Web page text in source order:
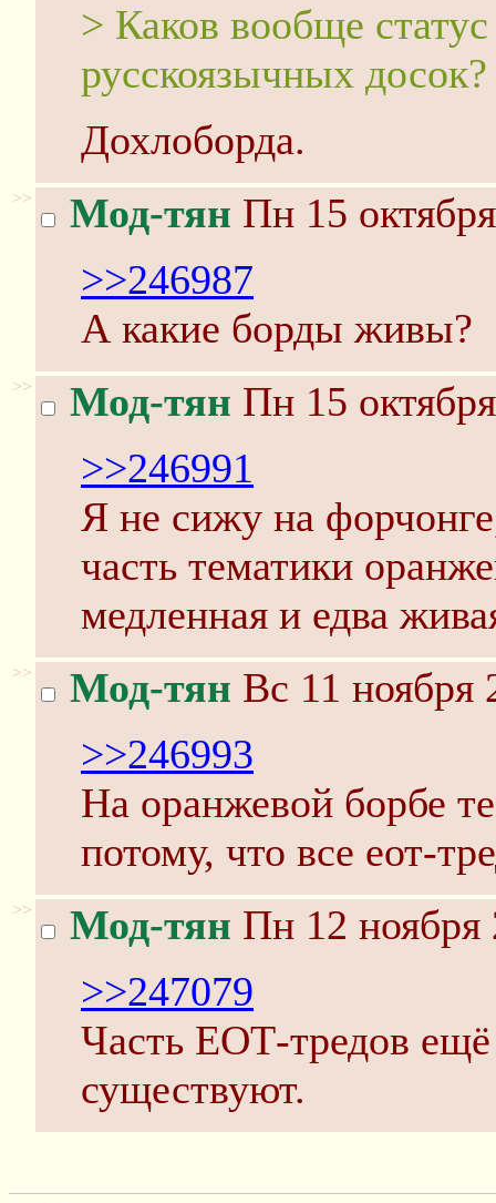
> Каков вообще
русскоязычных досок?
Дохлоборда.
>> Мод-тян Пн 15
>>246987
А какие борды живы?
>> Мод-тян Пн 15
>>246991
Я не сижу на
часть тематики
медленная и едва
>> Мод-тян Вс 11 ноября
>>246993
На оранжевой борбе
потому, что все еот-
>> Мод-тян Пн 12 ноября
>>247079
Часть ЕОТ-тредов ещё
существуют.